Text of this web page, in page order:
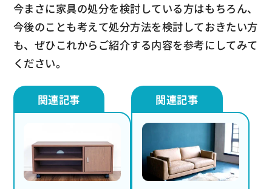
今まさに家具の処分を検討している方はもちろん、
今後のことも考えて処分方法を検討しておきたい方
も、ぜひこれからご紹介する内容を参考にしてみて
ください。